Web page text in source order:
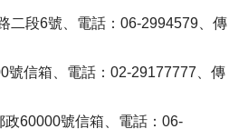
二段6號、電話：06-2994579、傳
號信箱、電話：02-29177777、傳
60000號信箱、電話：06-